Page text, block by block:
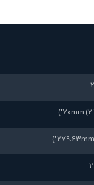
70mm